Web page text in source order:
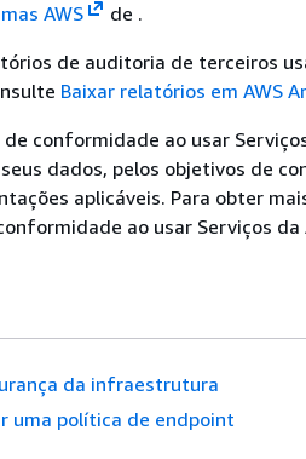
AWS
de .
de auditoria de terceiros
Baixar relatórios em AWS
conformidade ao usar
dados, pelos objetivos de
aplicáveis. Para obter
ao usar Serviços da
da infraestrutura
uma política de endpoint